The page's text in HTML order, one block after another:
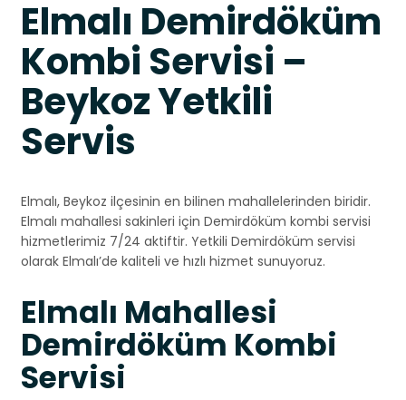
Elmalı Demirdöküm
Kombi Servisi –
Beykoz Yetkili
Servis
Elmalı, Beykoz ilçesinin en bilinen mahallelerinden biridir.
Elmalı mahallesi sakinleri için Demirdöküm kombi servisi
hizmetlerimiz 7/24 aktiftir. Yetkili Demirdöküm servisi
olarak Elmalı’de kaliteli ve hızlı hizmet sunuyoruz.
Elmalı Mahallesi
Demirdöküm Kombi
Servisi